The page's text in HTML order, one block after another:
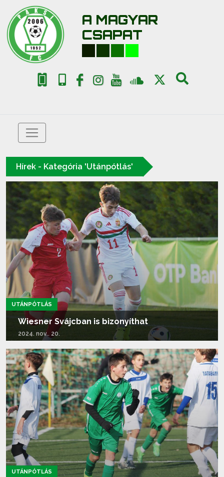
A MAGYAR
CSAPAT
Hírek - Kategória 'Utánpótlás'
UTÁNPÓTLÁS
Wiesner Svájcban is bizonyíthat
2024. nov.. 20.
Tovább olvasom...
UTÁNPÓTLÁS